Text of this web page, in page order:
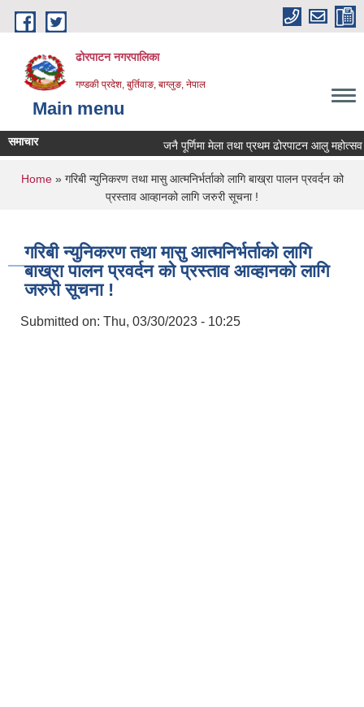
Skip to main content
ढोरपाटन नगरपालिका
गण्डकी प्रदेश, बुर्तिवाङ, बाग्लुङ, नेपाल
Main menu
समाचार जनै पूर्णिमा मेला तथा प्रथम ढोरपाटन आलु
You are here
Home» गरिबी न्युनिकरण तथा मासु आत्मनिर्भर्ताको लागि बाख्रा पालन प्रवर्दन को
प्रस्ताव आव्हानको लागि जरुरी सूचना !
गरिबी न्युनिकरण तथा मासु आत्मनिर्भर्ताको लागि
बाख्रा पालन प्रवर्दन को प्रस्ताव आव्हानको लागि
जरुरी सूचना !
Submitted on: Thu, 03/30/2023 - 10:25